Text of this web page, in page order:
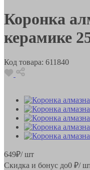
Коронка
керамике
Код товара: 611840
649₽/ шт
Скидка и бонус до0 ₽/